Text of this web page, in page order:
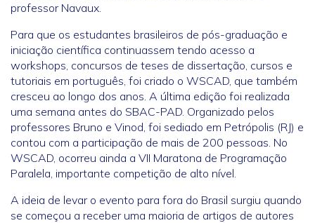
professor Navaux.
Para que os estudantes brasileiros de pós-graduação e
iniciação científica continuassem tendo acesso a
workshops, concursos de teses de dissertação, cursos e
tutoriais em português, foi criado o WSCAD, que também
cresceu ao longo dos anos. A última edição foi realizada
uma semana antes do SBAC-PAD. Organizado pelos
professores Bruno e Vinod, foi sediado em Petrópolis (RJ) e
contou com a participação de mais de 200 pessoas. No
WSCAD, ocorreu ainda a VII Maratona de Programação
Paralela, importante competição de alto nível.
A ideia de levar o evento para fora do Brasil surgiu quando
se começou a receber uma maioria de artigos de autores